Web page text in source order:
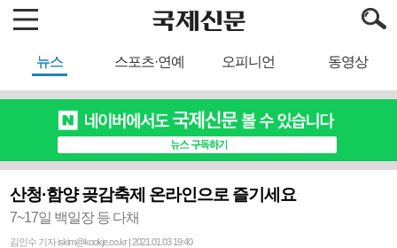
뉴스 스포츠·연예 오피니언 동영상
산청·함양 곶감축제 온라인으로 즐기세요
7~17일 백일장 등 다채
김인수 기자 iskim@kookje.co.kr | 2021.01.03 19:40